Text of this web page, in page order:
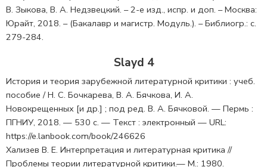
В. Зыкова, В. А. Недзвецкий. – 2-е изд., испр. и доп. – Москва:
Юрайт, 2018. – (Бакалавр и магистр. Модуль.). – Библиогр.: с.
279-284.
Slayd 4
История и теория зарубежной литературной критики : учеб.
пособие / Н. С. Бочкарева, В. А. Бячкова, И. А.
Новокрещенных [и др.] ; под ред. В. А. Бячковой. — Пермь :
ПГНИУ, 2018. — 530 с. — Текст : электронный — URL:
https://e.lanbook.com/book/246626
Хализев В. Е. Интерпретация и литературная критика //
Проблемы теории литературной критики.— М.: 1980.